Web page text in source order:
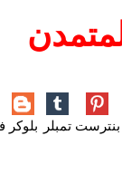
بنترست تمبلر بلوكر